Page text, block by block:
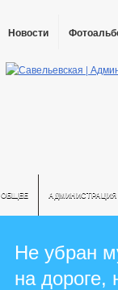
Новости
ОБЩЕЕ АДМИНИСТРАЦИЯ
Не убран
на дороге,